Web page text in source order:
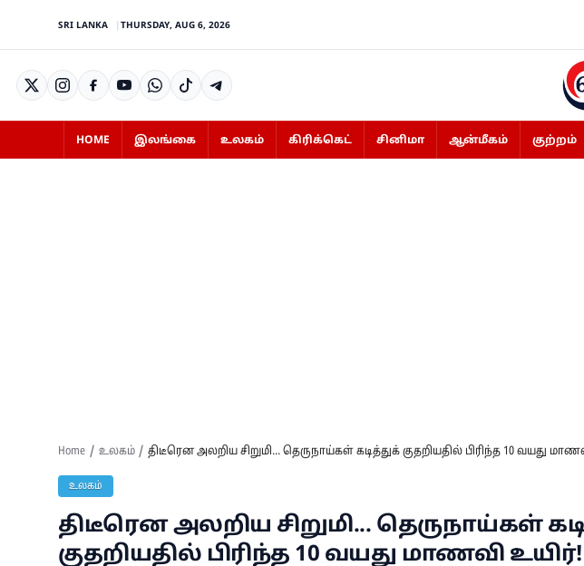
SRI LANKA THURSDAY, AUG 6, 2026
HOME இலங்கை உலகம் கிரிக்கெட் சினிமா ஆன்மீகம் குற்றம்
Home உலகம் திடீரென அலறிய சிறுமி... தெருநாய்கள் கடித்துக் குதறியதில் பிரிந்த 10 வயது
உலகம்
திடீரென அலறிய சிறுமி... தெருநாய்கள்
குதறியதில் பிரிந்த 10 வயது மாணவி உயிர்!